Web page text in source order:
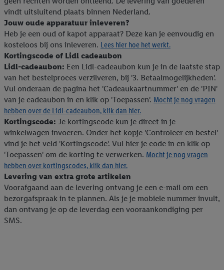
vindt uitsluitend plaats binnen Nederland.
Jouw oude apparatuur inleveren?
Heb je een oud of kapot apparaat? Deze kan je eenvoudig en
kosteloos bij ons inleveren. Lees hier hoe het werkt.
Kortingscode of Lidl cadeaubon
Lidl-cadeaubon: Een Lidl-cadeaubon kun je in de laatste stap
van het bestelproces verzilveren, bij '3. Betaalmogelijkheden'.
Vul onderaan de pagina het 'Cadeaukaartnummer' en de 'PIN'
van je cadeaubon in en klik op 'Toepassen'. Mocht je nog vragen
hebben over de Lidl-cadeaubon, klik dan hier.
Kortingscode: Je kortingscode kun je direct in je
winkelwagen invoeren. Onder het kopje 'Controleer en bestel'
vind je het veld 'Kortingscode'. Vul hier je code in en klik op
'Toepassen' om de korting te verwerken. Mocht je nog vragen
hebben over kortingscodes, klik dan hier.
Levering van extra grote artikelen
Voorafgaand aan de levering ontvang je een e-mail om een
bezorgafspraak in te plannen. Als je je mobiele nummer invult,
dan ontvang je op de leverdag een vooraankondiging per
SMS.